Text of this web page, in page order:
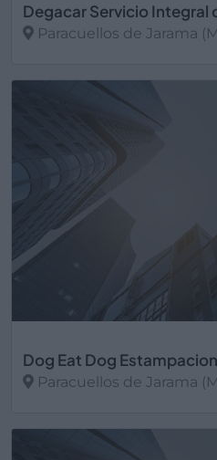
Degacar Servicio Integral
Paracuellos de Jarama
Dog Eat Dog
Paracuellos de Jarama